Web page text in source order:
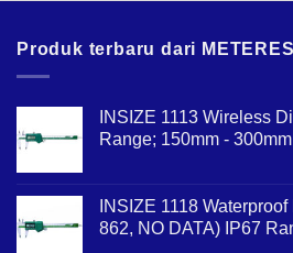
Produk terbaru dari METERES
INSIZE 1113 Wireless
Range; 150mm - 300mm
INSIZE 1118
862, NO DATA) IP67